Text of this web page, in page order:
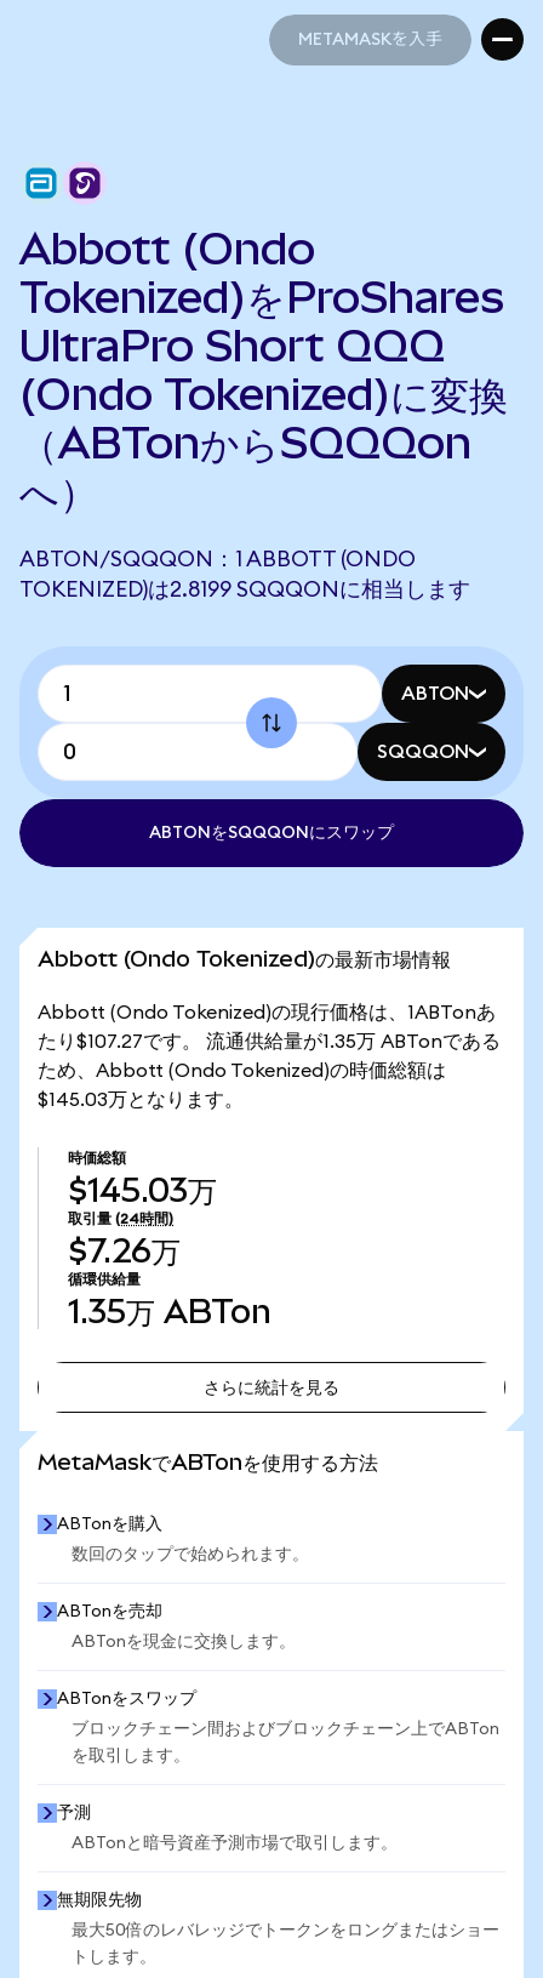
METAMASKを入手
Abbott (Ondo
Tokenized)をProShares
UltraPro Short QQQ
(Ondo Tokenized)に変換
（ABTonからSQQQon
へ）
ABTON/SQQQON：1 ABBOTT (ONDO
TOKENIZED)は2.8199 SQQQONに相当します
ABTON
SQQQON
ABTONをSQQQONにスワップ
Abbott (Ondo Tokenized)の最新市場情報
Abbott (Ondo Tokenized)の現行価格は、1ABTonあ
たり$107.27です。 流通供給量が1.35万 ABTonである
ため、Abbott (Ondo Tokenized)の時価総額は
$145.03万となります。
時価総額
$145.03万
取引量 (24時間)
$7.26万
循環供給量
1.35万 ABTon
さらに統計を見る
MetaMaskでABTonを使用する方法
ABTonを購入
数回のタップで始められます。
ABTonを売却
ABTonを現金に交換します。
ABTonをスワップ
ブロックチェーン間およびブロックチェーン上でABTon
を取引します。
予測
ABTonと暗号資産予測市場で取引します。
無期限先物
最大50倍のレバレッジでトークンをロングまたはショー
トします。